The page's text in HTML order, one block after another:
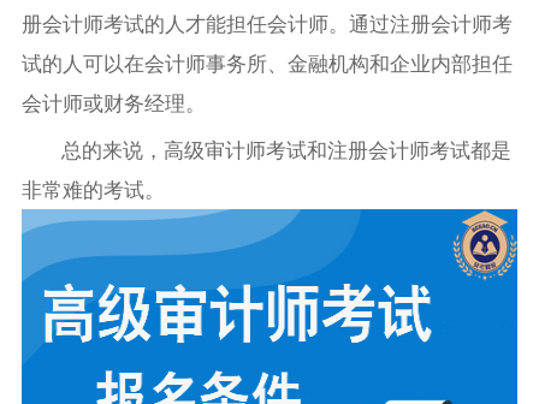
册会计师考试的人才能担任会计师。通过注册会计师考
试的人可以在会计师事务所、金融机构和企业内部担任
会计师或财务经理。
总的来说，高级审计师考试和注册会计师考试都是
非常难的考试。